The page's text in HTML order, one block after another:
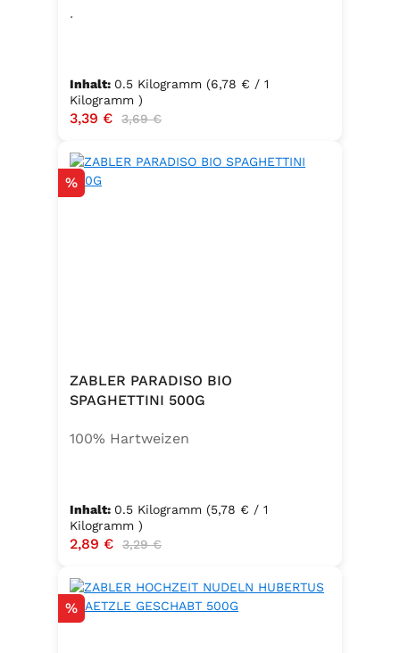
.
Inhalt: 0.5 Kilogramm (6,78 € / 1
Kilogramm )
Verkaufspreis:
3,39 € Regulärer Preis:
3,69 €
Rabatt
%
ZABLER PARADISO BIO
SPAGHETTINI 500G
100% Hartweizen
Inhalt: 0.5 Kilogramm (5,78 € / 1
Kilogramm )
Verkaufspreis:
2,89 € Regulärer Preis:
3,29 €
Rabatt
%